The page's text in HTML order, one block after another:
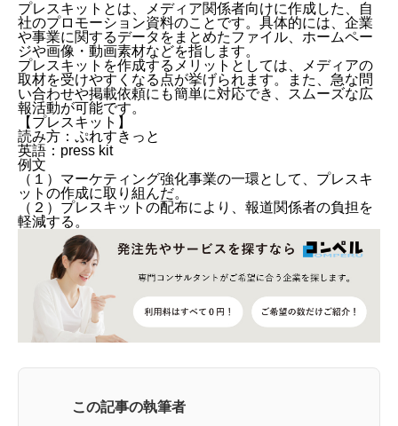
プレスキットとは、メディア関係者向けに作成した、自
社のプロモーション資料のことです。具体的には、企業
や事業に関するデータをまとめたファイル、ホームペー
ジや画像・動画素材などを指します。
プレスキットを作成するメリットとしては、メディアの
取材を受けやすくなる点が挙げられます。また、急な問
い合わせや掲載依頼にも簡単に対応でき、スムーズな広
報活動が可能です。
【プレスキット】
読み方：ぷれすきっと
英語：press kit
例文
（１）マーケティング強化事業の一環として、プレスキ
ットの作成に取り組んだ。
（２）プレスキットの配布により、報道関係者の負担を
軽減する。
この記事の執筆者